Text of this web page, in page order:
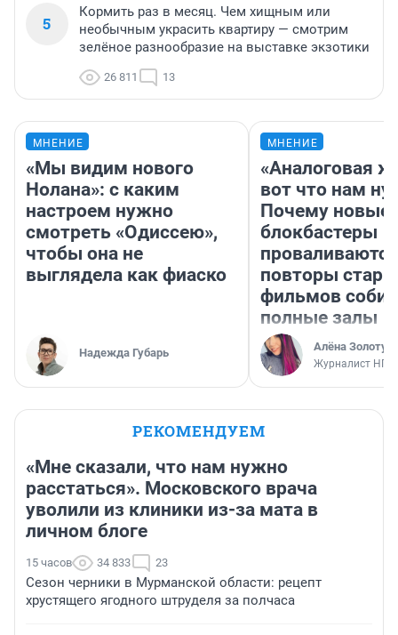
5
Кормить раз в месяц. Чем хищным или
необычным украсить квартиру — смотрим
зелёное разнообразие на выставке экзотики
26 811 13
МНЕНИЕ
«Мы видим нового
Нолана»: с каким
настроем нужно
смотреть «Одиссею»,
чтобы она не
выглядела как фиаско
Надежда Губарь
МНЕНИЕ
«Аналоговая
вот что нам
Почему новые
блокбастеры
повторы
фильмов
полные залы
Алёна
Журналист НГС
РЕКОМЕНДУЕМ
«Мне сказали, что нам нужно
расстаться». Московского врача
уволили из клиники из-за мата в
личном блоге
15 часов 34 833 23
Сезон черники в Мурманской области: рецепт
хрустящего ягодного штруделя за полчаса